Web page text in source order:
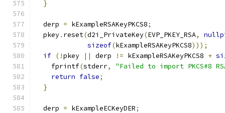
}
  derp
= kExampleRSAKeyPKCS8;
  pkey
. reset(d2i_PrivateKey(EVP_PKEY_RSA,
sizeof(kExampleRSAKeyPKCS8)));
if (!pkey || derp != kExampleRSAKeyPKCS8 +
    fprintf
(stderr,
"Failed to import PKCS#8
return false;
}
  derp
= kExampleECKeyDER;